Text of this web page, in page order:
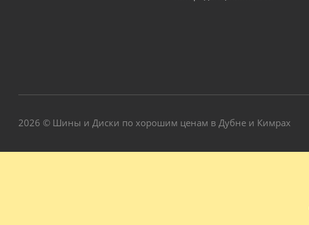
2026 © Шины и Диски по хорошим ценам в Дубне и Кимрах